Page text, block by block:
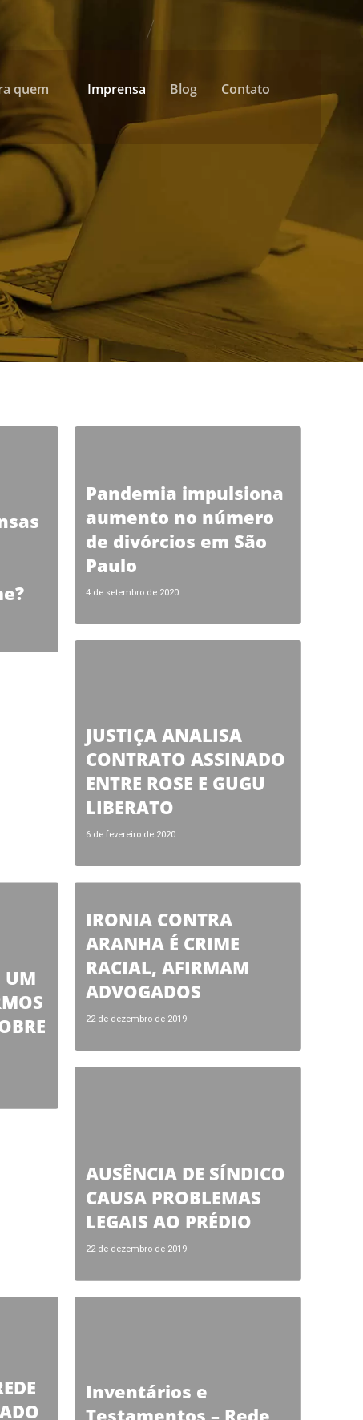
quem Imprensa Blog Contato
Pandemia impulsiona
aumento no número
de divórcios em São
Paulo
4 de setembro de 2020
JUSTIÇA ANALISA
CONTRATO ASSINADO
ENTRE ROSE E GUGU
LIBERATO
6 de fevereiro de 2020
UM
IRONIA CONTRA
ARANHA É CRIME
RACIAL, AFIRMAM
ADVOGADOS
22 de dezembro de 2019
AUSÊNCIA DE SÍNDICO
CAUSA PROBLEMAS
LEGAIS AO PRÉDIO
22 de dezembro de 2019
Inventários e